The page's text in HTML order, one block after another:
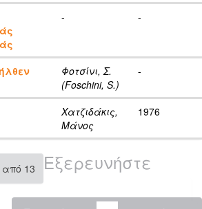
- -
Φοτσίνι, Σ.
(Foschini, S.)
-
Χατζιδάκις,
Μάνος
1976
13 Εξερευνήστε